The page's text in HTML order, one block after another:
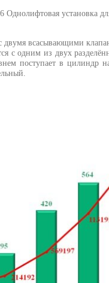
Однолифтовая установка
двумя всасывающими
с одним из двух
поступает в цилиндр